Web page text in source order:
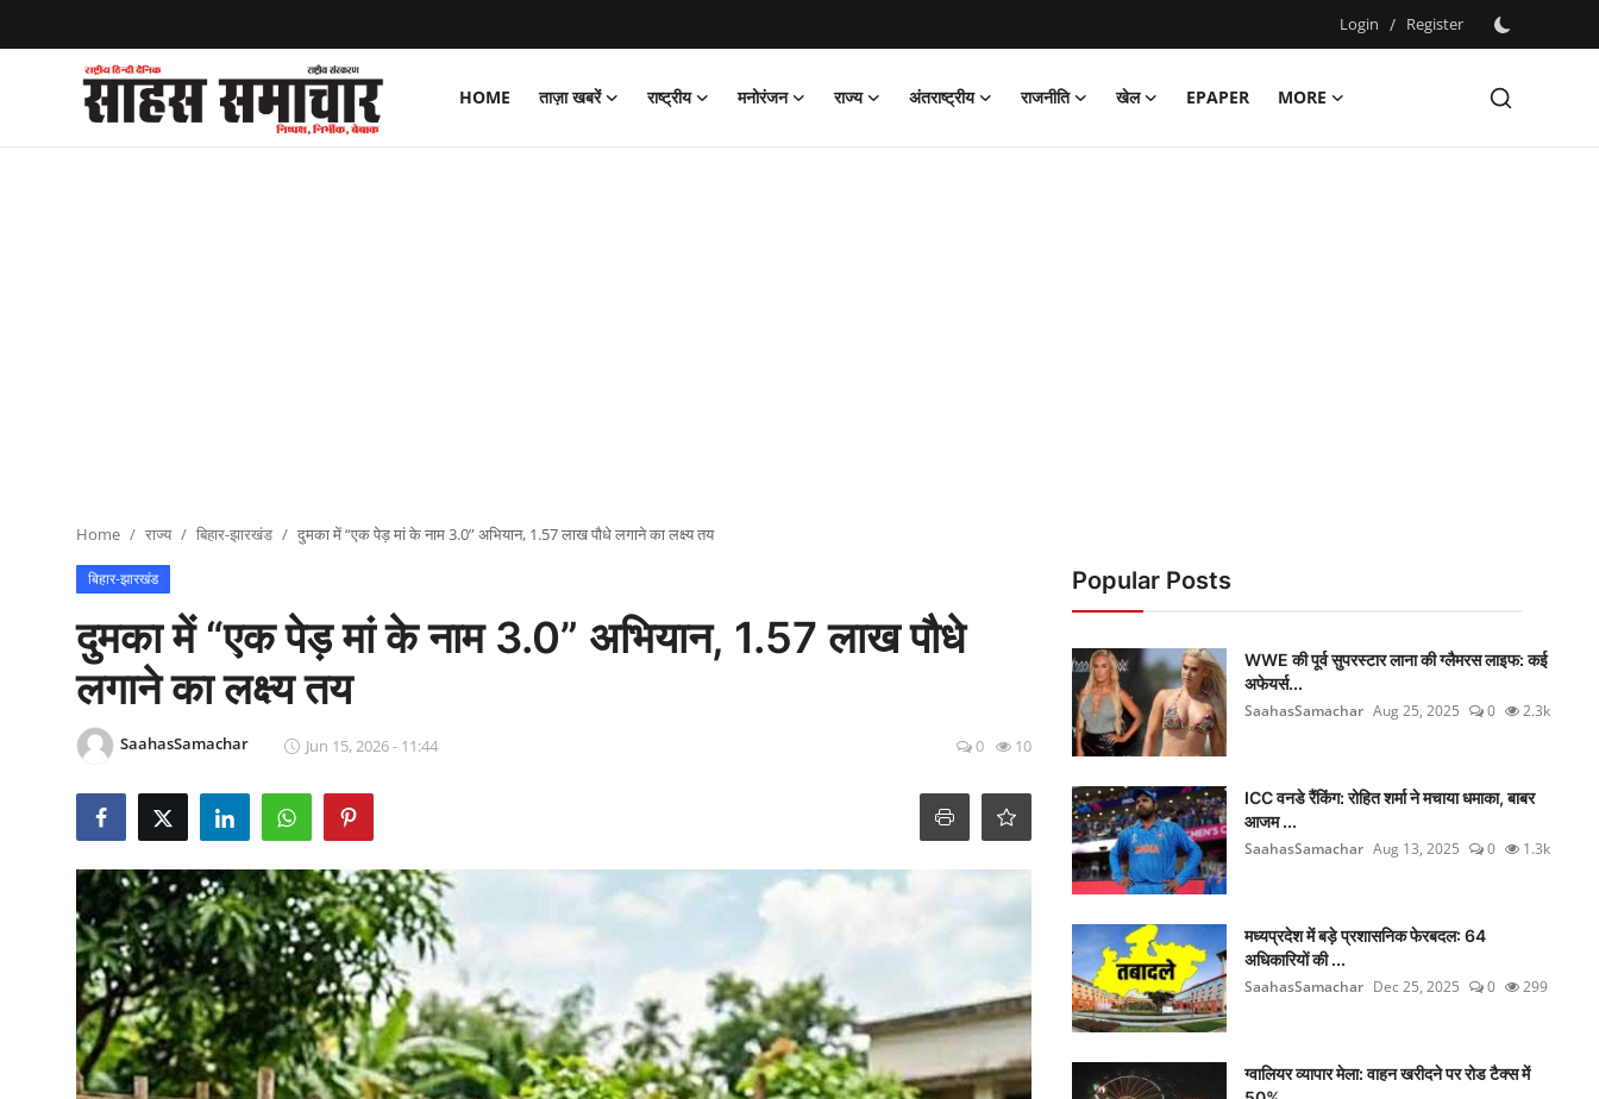
Login / Register
HOME ताज़ा खबरें राष्ट्रीय मनोरंजन राज्य अंतराष्ट्रीय राजनीति खेल EPAPER
MORE
Register
Home राज्य बिहार-झारखंड दुमका में “एक पेड़ मां के नाम 3.0” अभियान, 1.57 लाख पौधे लगाने का लक्ष्य तय
बिहार-झारखंड
दुमका में “एक पेड़ मां के नाम 3.0” अभियान, 1.57 लाख पौधे
लगाने का लक्ष्य तय
SaahasSamachar Jun 15, 2026 - 11:44 0 10
Popular Posts
WWE की पूर्व सुपरस्टार लाना की ग्लैमरस लाइफ: कई
अफेयर्स...
SaahasSamachar Aug 25, 2025 0 2.3k
ICC वनडे रैंकिंग: रोहित शर्मा ने मचाया धमाका, बाबर
आजम ...
SaahasSamachar Aug 13, 2025 0 1.3k
मध्यप्रदेश में बड़े प्रशासनिक फेरबदल: 64
अधिकारियों की ...
SaahasSamachar Dec 25, 2025 0 299
ग्वालियर व्यापार मेला: वाहन खरीदने पर रोड टैक्स में